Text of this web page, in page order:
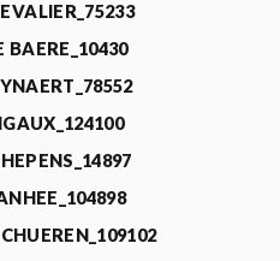
BAERE_10430